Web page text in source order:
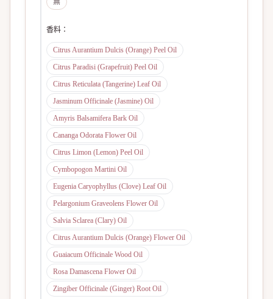
無
香料 ：
Citrus Aurantium Dulcis (Orange) Peel Oil
Citrus Paradisi (Grapefruit) Peel Oil
Citrus Reticulata (Tangerine) Leaf Oil
Jasminum Officinale (Jasmine) Oil
Amyris Balsamifera Bark Oil
Cananga Odorata Flower Oil
Citrus Limon (Lemon) Peel Oil
Cymbopogon Martini Oil
Eugenia Caryophyllus (Clove) Leaf Oil
Pelargonium Graveolens Flower Oil
Salvia Sclarea (Clary) Oil
Citrus Aurantium Dulcis (Orange) Flower Oil
Guaiacum Officinale Wood Oil
Rosa Damascena Flower Oil
Zingiber Officinale (Ginger) Root Oil